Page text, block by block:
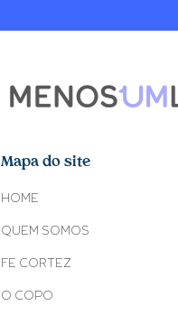
Mapa do site
HOME
QUEM SOMOS
FE CORTEZ
O COPO